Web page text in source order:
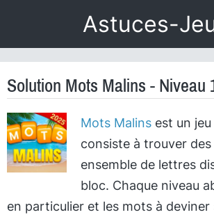
Astuces-
Solution Mots Malins - Niveau
Mots Malinsest un jeu
consiste à trouver
ensemble de lettres
bloc. Chaque niveau
en particulier et les mots à